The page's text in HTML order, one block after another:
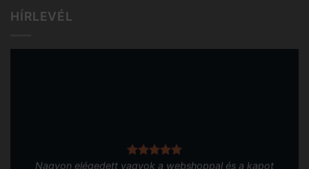
HÍRLEVÉL
Nagyon elégedett vagyok a webshoppal és a kapot